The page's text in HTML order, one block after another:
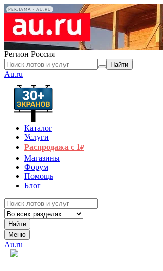
РЕКЛАМА • AU.RU
Регион Россия
Найти
Au.ru
Каталог
Услуги
Распродажа с 1₽
Магазины
Форум
Помощь
Блог
Найти
Меню
Au.ru